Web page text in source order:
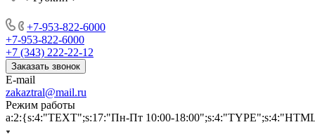
+7-953-822-6000
+7-953-822-6000
+7 (343) 222-22-12
Заказать звонок
E-mail
zakaztral@mail.ru
Режим работы
a:2:{s:4:"TEXT";s:17:"Пн-Пт 10:00-